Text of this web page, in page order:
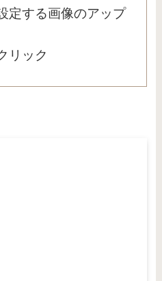
定する画像のアップ
リック